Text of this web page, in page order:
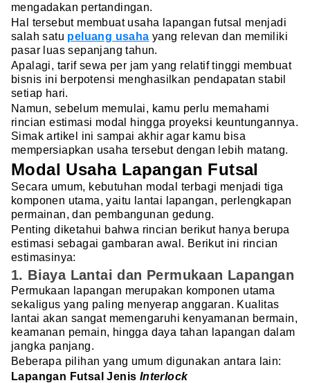
mengadakan pertandingan.
Hal tersebut membuat usaha lapangan futsal menjadi
salah satu peluang usaha yang relevan dan memiliki
pasar luas sepanjang tahun.
Apalagi, tarif sewa per jam yang relatif tinggi membuat
bisnis ini berpotensi menghasilkan pendapatan stabil
setiap hari.
Namun, sebelum memulai, kamu perlu memahami
rincian estimasi modal hingga proyeksi keuntungannya.
Simak artikel ini sampai akhir agar kamu bisa
mempersiapkan usaha tersebut dengan lebih matang.
Modal Usaha Lapangan Futsal
Secara umum, kebutuhan modal terbagi menjadi tiga
komponen utama, yaitu lantai lapangan, perlengkapan
permainan, dan pembangunan gedung.
Penting diketahui bahwa rincian berikut hanya berupa
estimasi sebagai gambaran awal. Berikut ini rincian
estimasinya:
1. Biaya Lantai dan Permukaan Lapangan
Permukaan lapangan merupakan komponen utama
sekaligus yang paling menyerap anggaran. Kualitas
lantai akan sangat memengaruhi kenyamanan bermain,
keamanan pemain, hingga daya tahan lapangan dalam
jangka panjang.
Beberapa pilihan yang umum digunakan antara lain:
Lapangan Futsal Jenis Interlock